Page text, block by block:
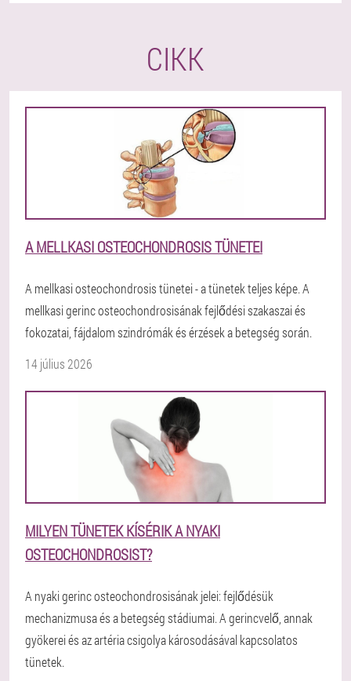
CIKK
A MELLKASI OSTEOCHONDROSIS TÜNETEI
A mellkasi osteochondrosis tünetei - a tünetek teljes képe. A
mellkasi gerinc osteochondrosisának fejlődési szakaszai és
fokozatai, fájdalom szindrómák és érzések a betegség során.
14 július 2026
MILYEN TÜNETEK KÍSÉRIK A NYAKI
OSTEOCHONDROSIST?
A nyaki gerinc osteochondrosisának jelei: fejlődésük
mechanizmusa és a betegség stádiumai. A gerincvelő, annak
gyökerei és az artéria csigolya károsodásával kapcsolatos
tünetek.